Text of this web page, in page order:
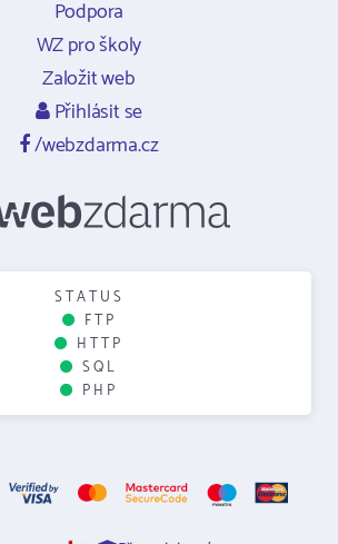
Podpora
WZ pro školy
Založit web
Přihlásit se
/webzdarma.cz
STATUS
FTP
HTTP
SQL
PHP